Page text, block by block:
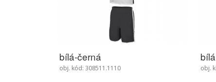
bílá-royal
obj. kód: 308511.1410 obj.